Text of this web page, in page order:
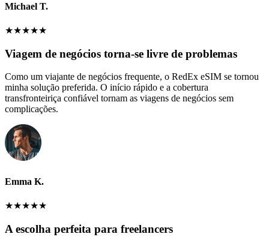
Michael T.
★★★★★
Viagem de negócios torna-se livre de problemas
Como um viajante de negócios frequente, o RedEx eSIM se tornou
minha solução preferida. O início rápido e a cobertura
transfronteiriça confiável tornam as viagens de negócios sem
complicações.
Emma K.
★★★★★
A escolha perfeita para freelancers